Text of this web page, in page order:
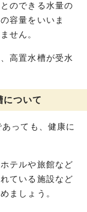
のできる水量の
容量をいいま
せん。
高置水槽が受水
ついて
っても、健康に
テルや旅館など
ている施設など
ましょう。